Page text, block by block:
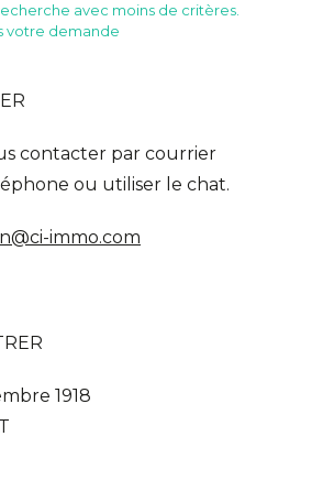
avec moins de critères.
votre demande
contacter par courrier
ou utiliser le chat.
immo.com
1918